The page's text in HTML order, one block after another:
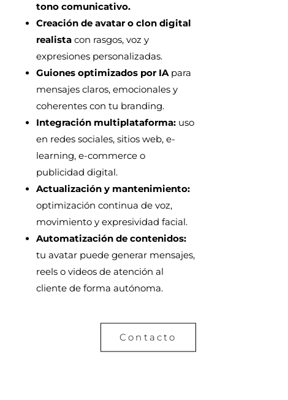
tono comunicativo.
Creación de avatar o clon digital
realistacon rasgos, voz y
expresiones personalizadas.
Guiones optimizados por IApara
mensajes claros, emocionales y
coherentes con tu branding.
Integración multiplataforma:uso
en redes sociales, sitios web, e-
learning, e-commerce o
publicidad digital.
Actualización y mantenimiento:
optimización continua de voz,
movimiento y expresividad facial.
Automatización de contenidos:
tu avatar puede generar mensajes,
reels o videos de atención al
cliente de forma autónoma.
Contacto